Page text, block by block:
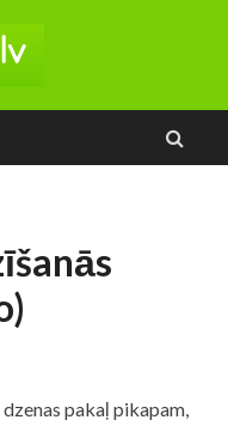
dzenas pakaļ pikapam,